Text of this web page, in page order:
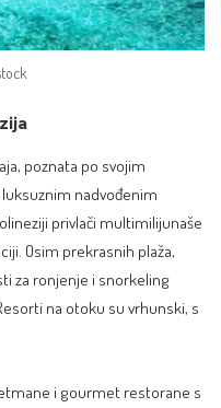
poznata po svojim
nadvođenim
privlači multimilijunaše
Osim prekrasnih plaža,
za ronjenje i snorkeling
na otoku su vrhunski, s
i gourmet restorane s